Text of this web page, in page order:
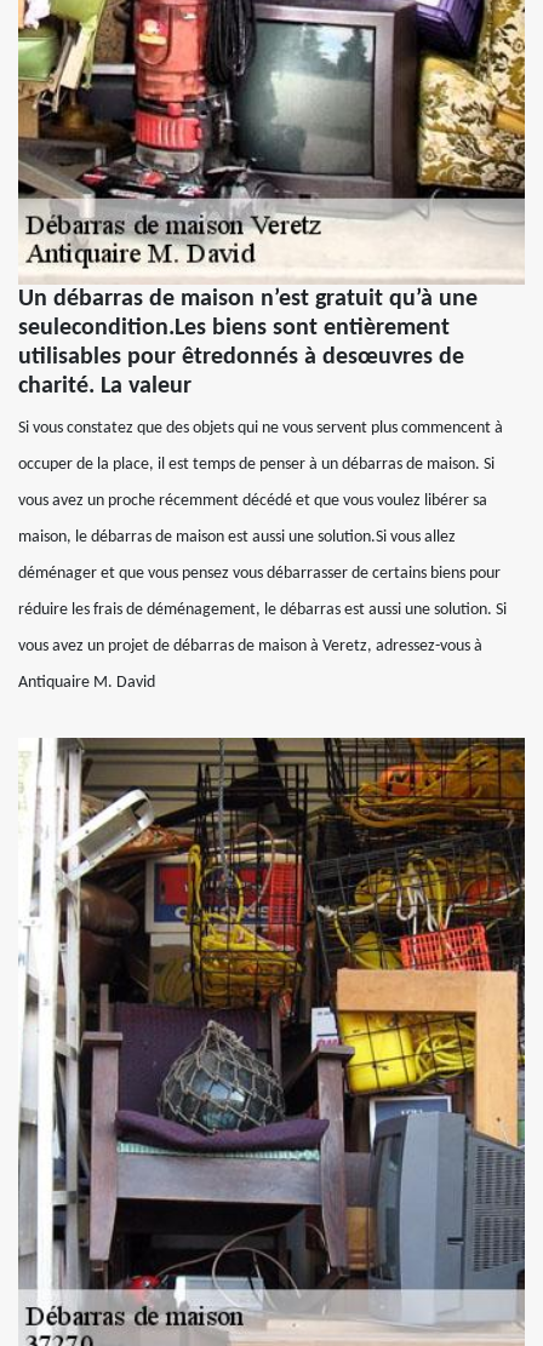
Un débarras de maison n’est gratuit qu’à une
seulecondition.Les biens sont entièrement
utilisables pour êtredonnés à desœuvres de
charité. La valeur
Si vous constatez que des objets qui ne vous servent plus commencent à
occuper de la place, il est temps de penser à un débarras de maison. Si
vous avez un proche récemment décédé et que vous voulez libérer sa
maison, le débarras de maison est aussi une solution.Si vous allez
déménager et que vous pensez vous débarrasser de certains biens pour
réduire les frais de déménagement, le débarras est aussi une solution. Si
vous avez un projet de débarras de maison à Veretz, adressez-vous à
Antiquaire M. David